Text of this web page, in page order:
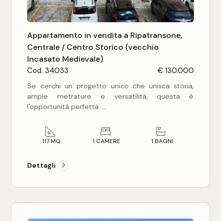
pronta per essere abitata e amata.
Appartamento in vendita a Ripatransone,
Centrale / Centro Storico (vecchio
Incasato Medievale)
Cod. 34033 € 130.000
Se cerchi un progetto unico che unisca storia,
ampie metrature e versatilità, questa è
l'opportunità perfetta.
Situato nella suggestiva Piazza Donna Bianca The
Tharolis, nel pieno centro storico di Ripatransone,
accessori, ideale sia come residenza che come
investimento per locazioni turistiche di alto livello.
L'abitazione principale si sviluppa al primo piano di
117 MQ 1 CAMERE 1 BAGNI
Dettagli